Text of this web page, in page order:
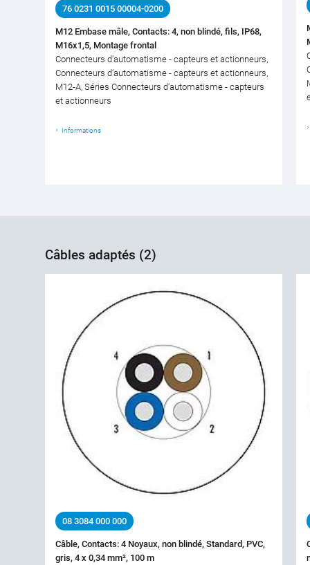
76 0231 0015 00004-0200
M12 Embase mâle, Contacts: 4, non blindé, fils, IP68,
M16x1,5, Montage frontal
Connecteurs d‘automatisme - capteurs et actionneurs,
Connecteurs d‘automatisme - capteurs et actionneurs,
M12-A, Séries Connecteurs d‘automatisme - capteurs
et actionneurs
Informations
Câbles adaptés (2)
08 3084 000 000
Câble, Contacts: 4 Noyaux, non blindé, Standard, PVC,
gris, 4 x 0,34 mm², 100 m